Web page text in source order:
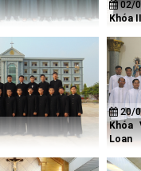
02/
Khóa
20/
Khóa
Loan